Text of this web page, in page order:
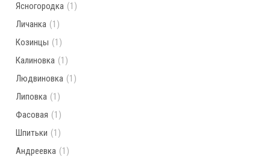
Ясногородка (1)
Личанка (1)
Козинцы (1)
Калиновка (1)
Людвиновка (1)
Липовка (1)
Фасовая (1)
Шпитьки (1)
Андреевка (1)